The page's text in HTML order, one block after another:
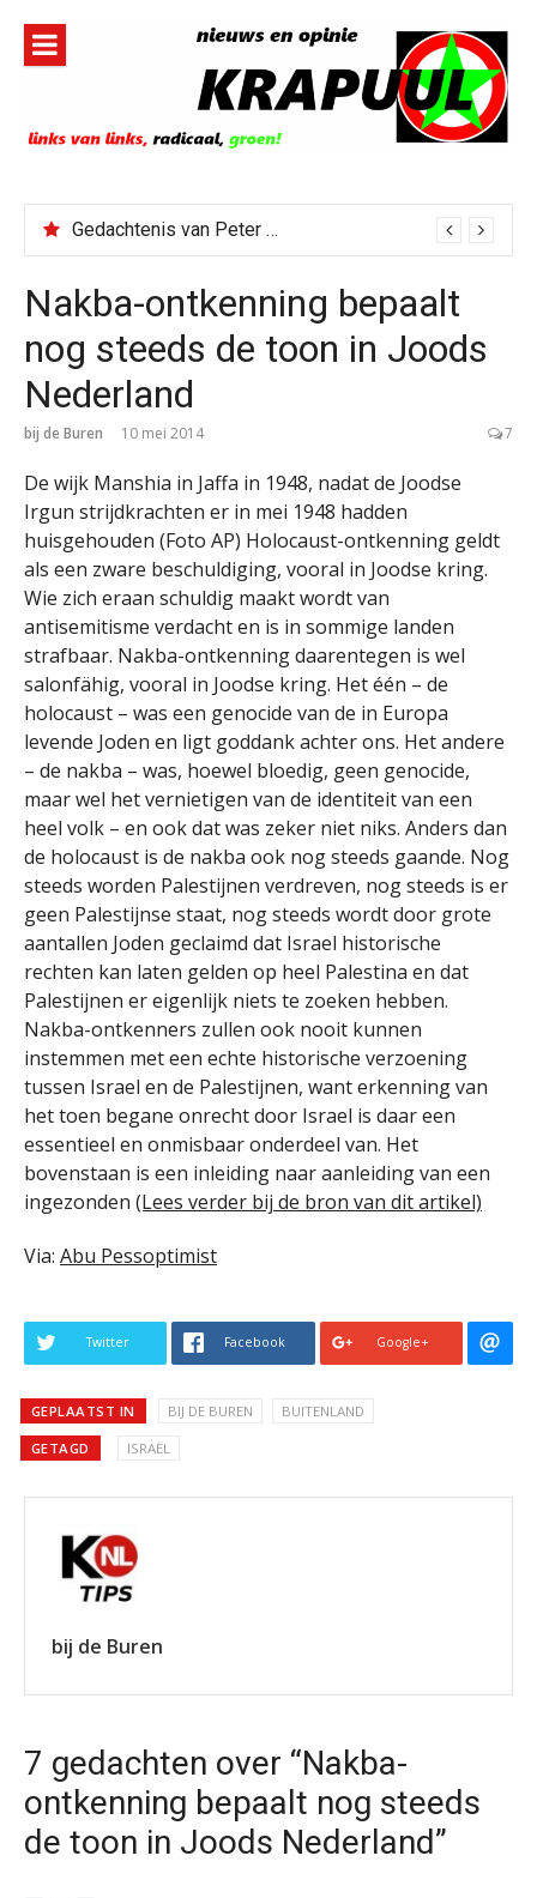
inhoud
Gedachtenis van Peter Faber
Nakba-ontkenning bepaalt
nog steeds de toon in Joods
Nederland
bij de Buren 10 mei 2014 7
De wijk Manshia in Jaffa in 1948, nadat de Joodse
Irgun strijdkrachten er in mei 1948 hadden
huisgehouden (Foto AP) Holocaust-ontkenning geldt
als een zware beschuldiging, vooral in Joodse kring.
Wie zich eraan schuldig maakt wordt van
antisemitisme verdacht en is in sommige landen
strafbaar. Nakba-ontkenning daarentegen is wel
salonfähig, vooral in Joodse kring. Het één – de
holocaust – was een genocide van de in Europa
levende Joden en ligt goddank achter ons. Het andere
– de nakba – was, hoewel bloedig, geen genocide,
maar wel het vernietigen van de identiteit van een
heel volk – en ook dat was zeker niet niks. Anders dan
de holocaust is de nakba ook nog steeds gaande. Nog
steeds worden Palestijnen verdreven, nog steeds is er
geen Palestijnse staat, nog steeds wordt door grote
aantallen Joden geclaimd dat Israel historische
rechten kan laten gelden op heel Palestina en dat
Palestijnen er eigenlijk niets te zoeken hebben.
Nakba-ontkenners zullen ook nooit kunnen
instemmen met een echte historische verzoening
tussen Israel en de Palestijnen, want erkenning van
het toen begane onrecht door Israel is daar een
essentieel en onmisbaar onderdeel van. Het
bovenstaan is een inleiding naar aanleiding van een
ingezonden (Lees verder bij de bron van dit artikel)
Via: Abu Pessoptimist
Twitter Facebook Google+
GEPLAATST IN BIJ DE BUREN BUITENLAND
GETAGD ISRAËL
bij de Buren
7 gedachten over “Nakba-
ontkenning bepaalt nog steeds
de toon in Joods Nederland”